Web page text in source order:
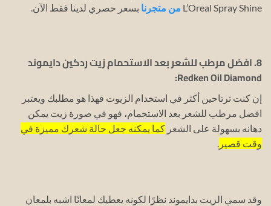
L’Oreal Spray Shine من متجرنا بسعر حصري لدينا فقط الآن.
8. افضل مرطب للشعر بعد الاستحمام زيت ردكين دايموند
Redken Oil Diamond:
إن كنت ترتاحين أكثر في استخدام الزيوت فهذا هو مطلبك ويعتبر
افضل مرطب للشعر بعد الاستحمام، فهو في صورة زيت يمكن
دهانه بسهولة على الشعر كما يمكنه جعل حالة شعرك مميزة في
وقت قصير .
وقد سمي الزيت بدايموند نظرًا لكونه يعطيك لمعانًا اشبه بلمعان